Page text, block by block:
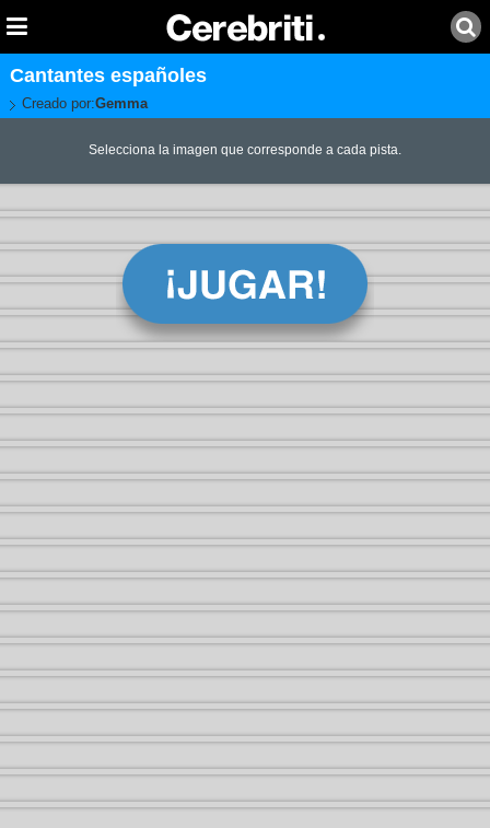
Cantantes españoles
Creado por:Gemma
Selecciona la imagen que corresponde a cada pista.